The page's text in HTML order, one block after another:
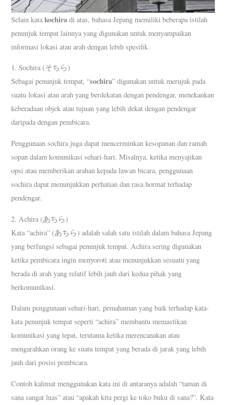
Selain katakochira di atas, bahasa Jepang memiliki beberapa istilah
penunjuk tempat lainnya yang digunakan untuk menyampaikan
informasi lokasi atau arah dengan lebih spesifik.
1. Sochira (そちら)
Sebagai penunjuk tempat, “sochira” digunakan untuk merujuk pada
suatu lokasi atau arah yang berdekatan dengan pendengar, menekankan
keberadaan objek atau tujuan yang lebih dekat dengan pendengar
daripada dengan pembicara.
Penggunaan sochira juga dapat mencerminkan kesopanan dan ramah
sopan dalam komunikasi sehari-hari. Misalnya, ketika menyajikan
opsi atau memberikan arahan kepada lawan bicara, penggunaan
sochira dapat menunjukkan perhatian dan rasa hormat terhadap
pendengar.
2. Achira (あちら)
Kata “achira” (あちら) adalah salah satu istilah dalam bahasa Jepang
yang berfungsi sebagai penunjuk tempat. Achira sering digunakan
ketika pembicara ingin menyoroti atau menunjukkan sesuatu yang
berada di arah yang relatif lebih jauh dari kedua pihak yang
berkomunikasi.
Dalam penggunaan sehari-hari, pemahaman yang baik terhadap kata-
kata penunjuk tempat seperti “achira” membantu memastikan
komunikasi yang tepat, terutama ketika merencanakan atau
mengarahkan orang ke suatu tempat yang berada di jarak yang lebih
jauh dari posisi pembicara.
Contoh kalimat menggunakan kata ini di antaranya adalah “taman di
sana sangat luas” atau “apakah kita pergi ke toko buku di sana?”. Kata